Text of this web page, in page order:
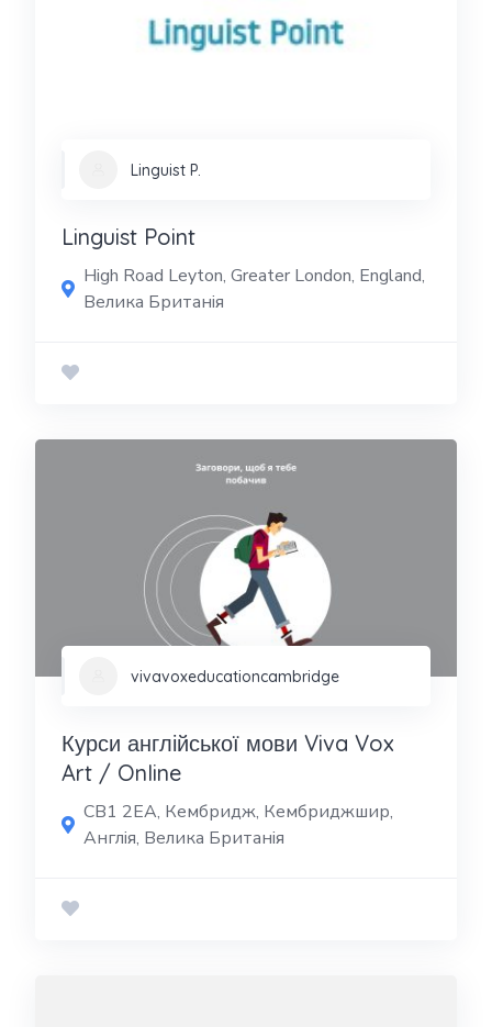
Linguist P.
Linguist Point
High Road Leyton, Greater London, England,
Велика Британія
vivavoxeducationcambridge
Курси англійської мови Viva Vox
Art / Online
CB1 2EA, Кембридж, Кембриджшир,
Англія, Велика Британія